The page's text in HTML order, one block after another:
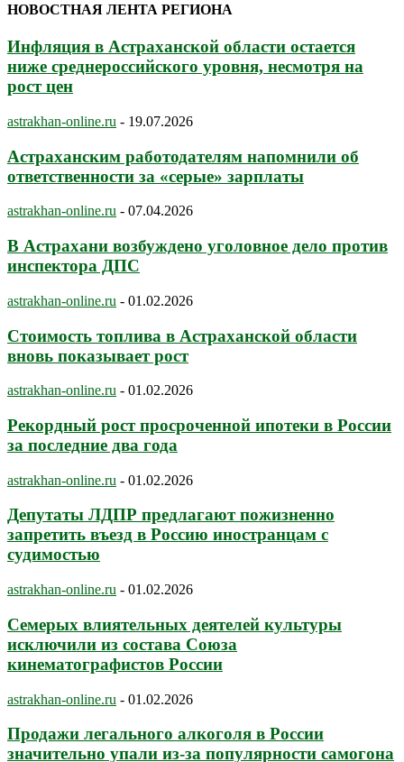
НОВОСТНАЯ ЛЕНТА РЕГИОНА
Инфляция в Астраханской области остается
ниже среднероссийского уровня, несмотря на
рост цен
astrakhan-online.ru - 19.07.2026
Астраханским работодателям напомнили об
ответственности за «серые» зарплаты
astrakhan-online.ru - 07.04.2026
В Астрахани возбуждено уголовное дело против
инспектора ДПС
astrakhan-online.ru - 01.02.2026
Стоимость топлива в Астраханской области
вновь показывает рост
astrakhan-online.ru - 01.02.2026
Рекордный рост просроченной ипотеки в России
за последние два года
astrakhan-online.ru - 01.02.2026
Депутаты ЛДПР предлагают пожизненно
запретить въезд в Россию иностранцам с
судимостью
astrakhan-online.ru - 01.02.2026
Семерых влиятельных деятелей культуры
исключили из состава Союза
кинематографистов России
astrakhan-online.ru - 01.02.2026
Продажи легального алкоголя в России
значительно упали из-за популярности самогона